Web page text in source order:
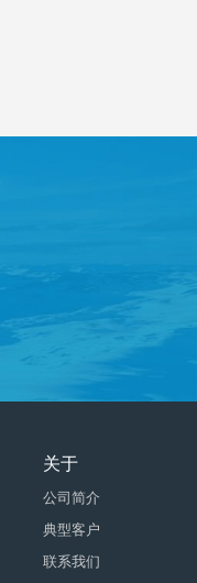
关于
公司简介
典型客户
联系我们